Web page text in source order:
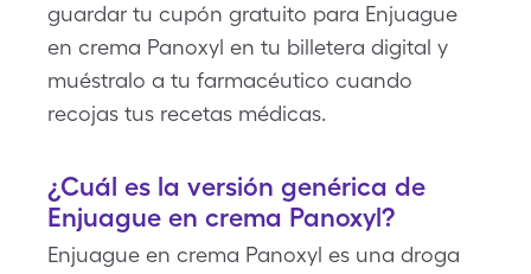
guardar tu cupón gratuito para Enjuague
en crema Panoxyl en tu billetera digital y
muéstralo a tu farmacéutico cuando
recojas tus recetas médicas.
¿Cuál es la versión genérica de
Enjuague en crema Panoxyl?
Enjuague en crema Panoxyl es una droga